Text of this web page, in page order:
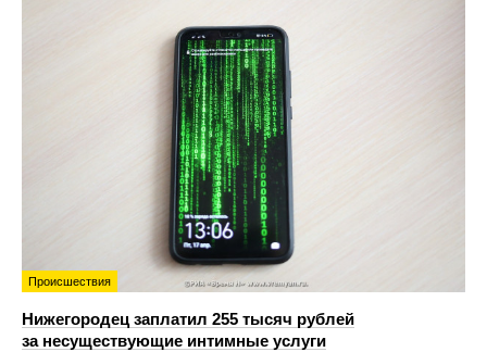
Происшествия
Нижегородец заплатил 255 тысяч рублей
за несуществующие интимные услуги